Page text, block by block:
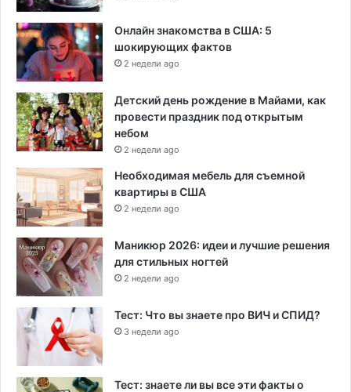
Онлайн знакомства в США: 5
шокирующих фактов
2 недели ago
Детский день рождение в Майами, как
провести праздник под открытым
небом
2 недели ago
Необходимая мебель для съемной
квартиры в США
2 недели ago
Маникюр 2026: идеи и лучшие решения
для стильных ногтей
2 недели ago
Тест: Что вы знаете про ВИЧ и СПИД?
3 недели ago
Тест: знаете ли вы все эти факты о